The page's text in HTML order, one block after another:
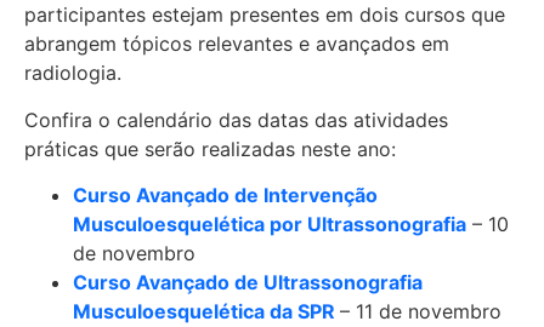
participantes estejam presentes em dois cursos que
abrangem tópicos relevantes e avançados em
radiologia.
Confira o calendário das datas das atividades
práticas que serão realizadas neste ano:
Curso Avançado de Intervenção
Musculoesquelética por Ultrassonografia – 10
de novembro
Curso Avançado de Ultrassonografia
Musculoesquelética da SPR – 11 de novembro